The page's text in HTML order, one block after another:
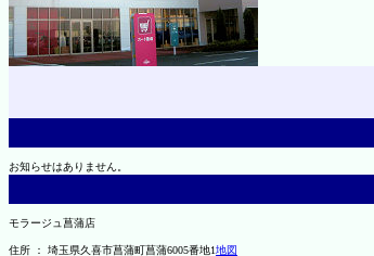
お知らせはありません。
モラージュ菖蒲店
住所 ： 埼玉県久喜市菖蒲町菖蒲6005番地1地図